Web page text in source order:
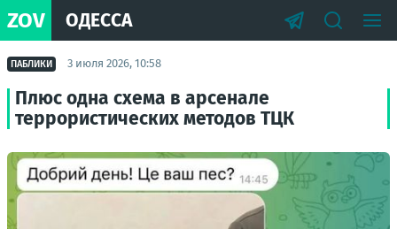
ZOV ОДЕССА
ПАБЛИКИ 3 июля 2026, 10:58
Плюс одна схема в арсенале
террористических методов ТЦК